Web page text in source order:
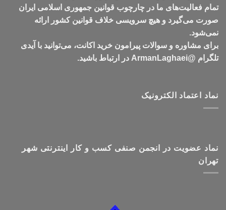
تمام فعالیت‌های ما در چارچوب قوانین جمهوری اسلامی ایران
صورت می‌گیرد و هیچ سرویسی خلاف قوانین کشور ارائه
نمی‌شود.
برای مشاوره و سوالات پیرامون خرید اکانت، می‌توانید با آیدی
تلگرام @ArmanLaghaei در ارتباط باشید.
نماد اعتماد الکترونیک
نماد عضویت در انجمن صنفی کسب و کار اینترنتی شهر
تهران